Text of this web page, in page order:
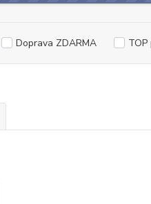
Doprava ZDARMA